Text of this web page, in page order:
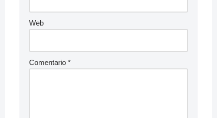
Web
Comentario *